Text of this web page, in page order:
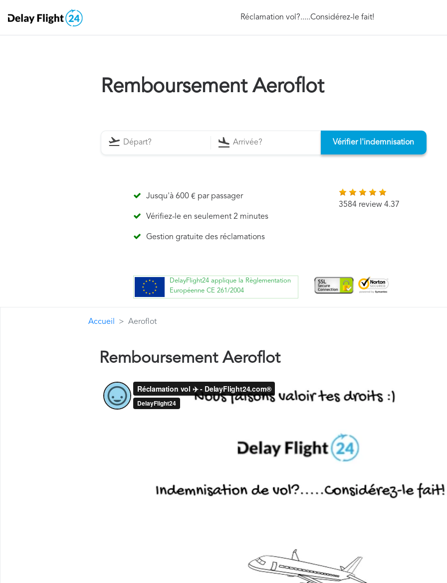
Réclamation vol?.....Considérez-le fait!
Remboursement Aeroflot
Vérifier l'indemnisation
Jusqu'à 600 € par passager
Vérifiez-le en seulement 2 minutes
Gestion gratuite des réclamations
3584 review 4.37
DelayFlight24 applique la Règlementation
Européenne CE 261/2004
Accueil Aeroflot
Remboursement Aeroflot